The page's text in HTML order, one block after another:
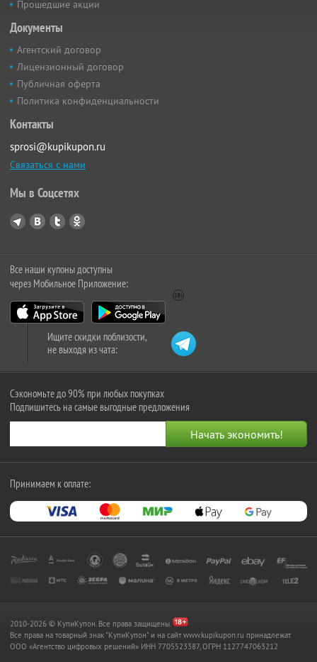
Прошедшие акции
Документы
Агентский договор
Лицензионный договор
Публичная оферта
Политика конфиденциальности
Контакты
sprosi@kupikupon.ru
Связаться с нами
Мы в Соцсетях
Все наши купоны доступны
через Мобильное Приложение:
Ищите скидки поблизости,
не выходя из чата:
Сэкономьте до 90% при любых покупках
Подпишитесь на самые выгодные предложения
Принимаем к оплате:
2010-2026 © КупиКупон. Все права защищены.
Все права на товарный знак "КупиКупон" и на сайт www.kupikupon.ru принадлежат
OOO «Агентство цифровых решений» ИНН 7705523387, ОГРН 1127747063212